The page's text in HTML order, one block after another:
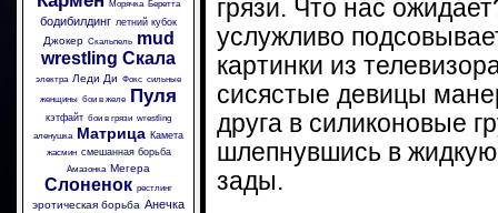
Морячка Беретта
бодибилдинг летний кубок
Джокер Скальпель
mud
wrestling Скала
электра Леди Ди Фокс сильные
женщины бои в желе Пуля
кэтфайт бои в грязи wrestling
аленушка Матрица Камета
жасмин смешанная борьба
Амазонка Мегера
Слоненок рестлинг
эротическая борьба Анечка
грязи. Что нас
услужливо
картинки из
сисястые девицы
друга в силиконовые
шлепнувшись в жидкую
зады.